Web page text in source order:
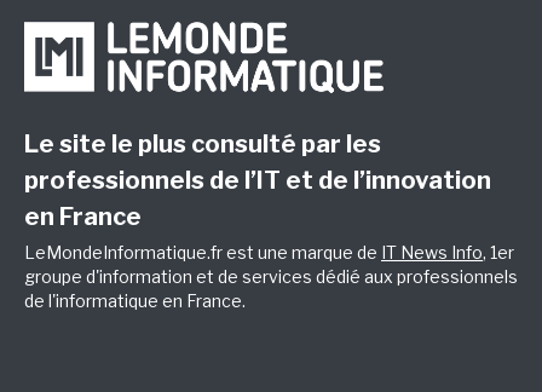
Le site le plus consulté par les
professionnels de l’IT et de l’innovation
en France
LeMondeInformatique.fr est une marque de IT News Info, 1er
groupe d'information et de services dédié aux professionnels
de l'informatique en France.